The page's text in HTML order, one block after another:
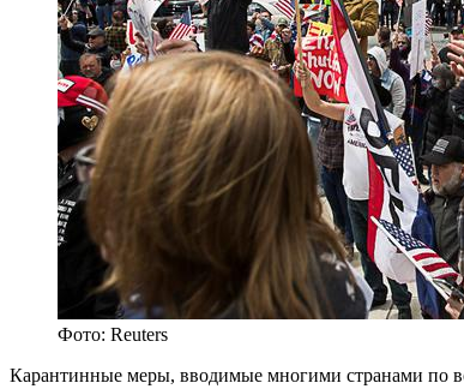
Фото: Reuters
Карантинные меры, вводимые многими странами по